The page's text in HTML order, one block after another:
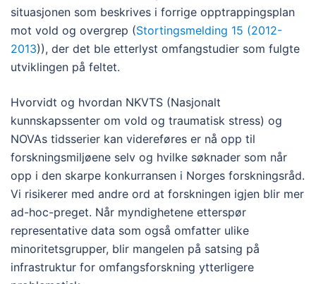
situasjonen som beskrives i forrige opptrappingsplan
mot vold og overgrep (Stortingsmelding 15 (2012-
2013)), der det ble etterlyst omfangstudier som fulgte
utviklingen på feltet.
Hvorvidt og hvordan NKVTS (Nasjonalt
kunnskapssenter om vold og traumatisk stress) og
NOVAs tidsserier kan videreføres er nå opp til
forskningsmiljøene selv og hvilke søknader som når
opp i den skarpe konkurransen i Norges forskningsråd.
Vi risikerer med andre ord at forskningen igjen blir mer
ad-hoc-preget. Når myndighetene etterspør
representative data som også omfatter ulike
minoritetsgrupper, blir mangelen på satsing på
infrastruktur for omfangsforskning ytterligere